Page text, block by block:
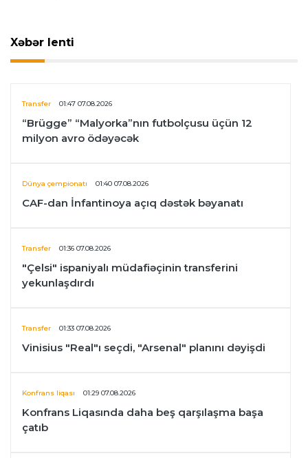
Xəbər lenti
Transfer 01:47 07.08.2026
“Brügge” “Malyorka”nın futbolçusu üçün 12
milyon avro ödəyəcək
Dünya çempionatı 01:40 07.08.2026
CAF-dan İnfantinoya açıq dəstək bəyanatı
Transfer 01:36 07.08.2026
"Çelsi" ispaniyalı müdafiəçinin transferini
yekunlaşdırdı
Transfer 01:33 07.08.2026
Vinisius "Real"ı seçdi, "Arsenal" planını dəyişdi
Konfrans liqası 01:29 07.08.2026
Konfrans Liqasında daha beş qarşılaşma başa
çatıb